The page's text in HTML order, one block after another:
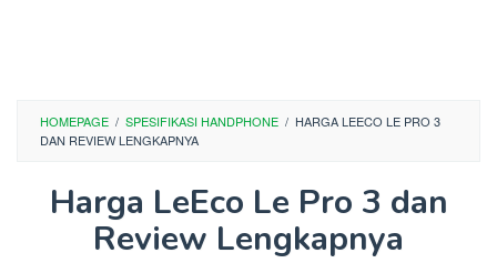
HOMEPAGE / SPESIFIKASI HANDPHONE / HARGA LEECO LE PRO 3
DAN REVIEW LENGKAPNYA
Harga LeEco Le Pro 3 dan
Review Lengkapnya